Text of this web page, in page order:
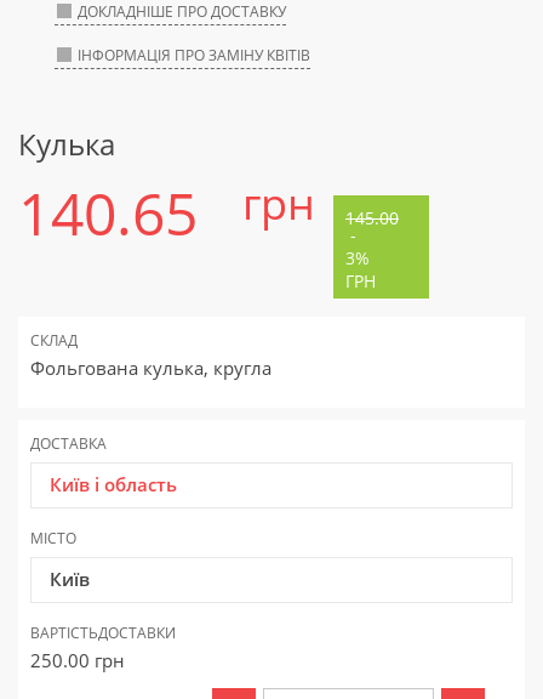
ДОКЛАДНІШЕ ПРО ДОСТАВКУ
ІНФОРМАЦІЯ ПРО ЗАМІНУ КВІТІВ
Кулька
140.65 грн 145.00
-
3%
ГРН
СКЛАД
Фольгована кулька, кругла
ДОСТАВКА
Київ і область
МІСТО
Київ
ВАРТІСТЬДОСТАВКИ
250.00 грн